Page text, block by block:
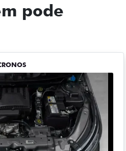
pode